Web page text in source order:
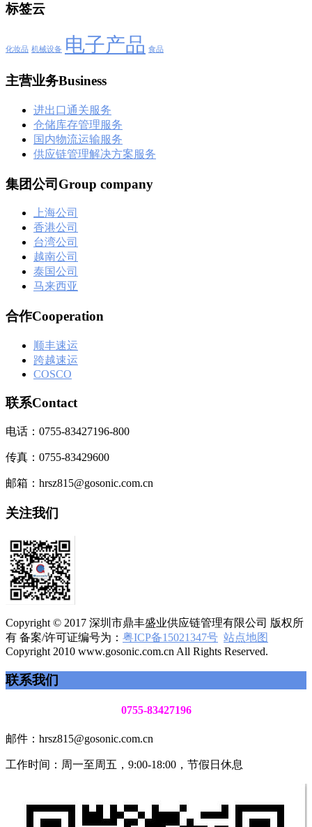
标签云
化妆品 机械设备 电子产品 食品
主营业务Business
进出口通关服务
仓储库存管理服务
国内物流运输服务
供应链管理解决方案服务
集团公司Group company
上海公司
香港公司
台湾公司
越南公司
泰国公司
马来西亚
合作Cooperation
顺丰速运
跨越速运
COSCO
联系Contact
电话：0755-83427196-800
传真：0755-83429600
邮箱：hrsz815@gosonic.com.cn
关注我们
Copyright © 2017 深圳市鼎丰盛业供应链管理有限公司 版权所
有 备案/许可证编号为： 粤ICP备15021347号 站点地图
Copyright 2010 www.gosonic.com.cn All Rights Reserved.
联系我们
0755-83427196
邮件：hrsz815@gosonic.com.cn
工作时间：周一至周五，9:00-18:00，节假日休息